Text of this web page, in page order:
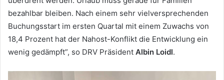
bezahlbar bleiben. Nach einem sehr vielversprechenden
Buchungsstart im ersten Quartal mit einem Zuwachs von
18,4 Prozent hat der Nahost-Konflikt die Entwicklung ein
wenig gedämpft”, so DRV Präsident Albin Loidl.